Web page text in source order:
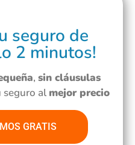
seguro de
2 minutos!
, sin cláusulas
seguro al mejor precio
GRATIS